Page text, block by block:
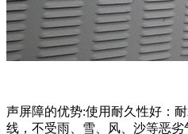
声屏障的优势:使用耐久性好：
线，不受雨、雪、风、沙等恶